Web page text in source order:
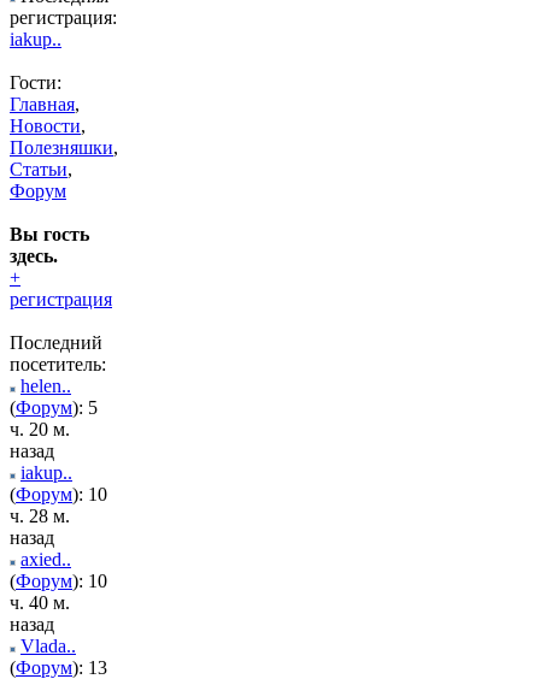
регистрация:
iakup..
Гости:
Главная,
Новости,
Полезняшки,
Статьи,
Форум
Вы гость
здесь.
+
регистрация
Последний
посетитель:
helen..
(Форум): 5
ч. 20 м.
назад
iakup..
(Форум): 10
ч. 28 м.
назад
axied..
(Форум): 10
ч. 40 м.
назад
Vlada..
(Форум): 13